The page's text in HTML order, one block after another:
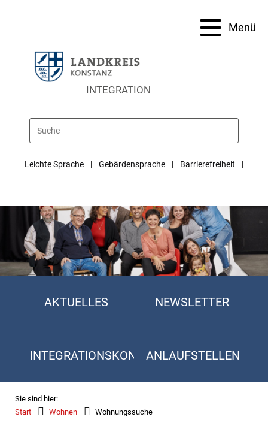
Menü
INTEGRATION
Leichte Sprache Gebärdensprache Barrierefreiheit
AKTUELLES NEWSLETTER
INTEGRATIONSKONZEPTANLAUFSTELLEN
Sie sind hier:
Start
Wohnen Wohnungssuche